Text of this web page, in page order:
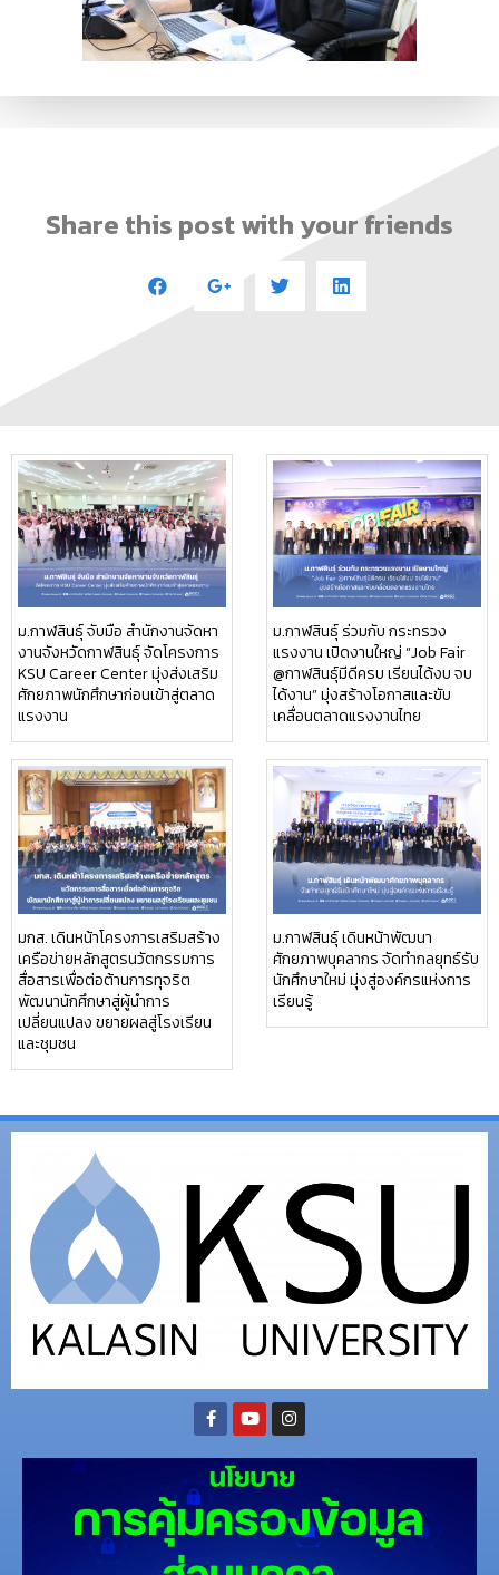
Share this post with your friends
ม.กาฬสินธุ์ จับมือ สำนักงานจัดหา
งานจังหวัดกาฬสินธุ์ จัดโครงการ
KSU Career Center มุ่งส่งเสริม
ศักยภาพนักศึกษาก่อนเข้าสู่ตลาด
แรงงาน
ม.กาฬสินธุ์ ร่วมกับ กระทรวง
แรงงาน เปิดงานใหญ่ “Job Fair
@กาฬสินธุ์มีดีครบ เรียนได้งบ จบ
ได้งาน” มุ่งสร้างโอกาสและขับ
เคลื่อนตลาดแรงงานไทย
มกส. เดินหน้าโครงการเสริมสร้าง
เครือข่ายหลักสูตรนวัตกรรมการ
สื่อสารเพื่อต่อต้านการทุจริต
พัฒนานักศึกษาสู่ผู้นำการ
เปลี่ยนแปลง ขยายผลสู่โรงเรียน
และชุมชน
ม.กาฬสินธุ์ เดินหน้าพัฒนา
ศักยภาพบุคลากร จัดทำกลยุทธ์รับ
นักศึกษาใหม่ มุ่งสู่องค์กรแห่งการ
เรียนรู้